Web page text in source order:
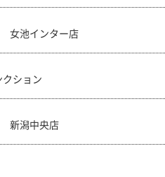
女池インター店
ション
新潟中央店